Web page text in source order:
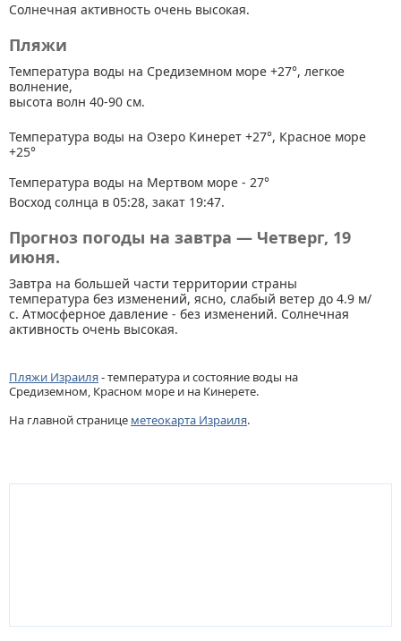
Солнечная активность очень высокая.
Пляжи
Температура воды на Средиземном море +27°, легкое
волнение,
высота волн 40-90 см.
Температура воды на Озеро Кинерет +27°, Красное море
+25°
Температура воды на Мертвом море - 27°
Восход солнца в 05:28, закат 19:47.
Прогноз погоды на завтра — Четверг, 19
июня.
Завтра на большей части территории страны
температура без изменений, ясно, слабый ветер до 4.9 м/
с. Атмосферное давление - без изменений. Солнечная
активность очень высокая.
Пляжи Израиля- температура и состояние воды на
Средиземном, Красном море и на Кинерете.
На главной странице метеокарта Израиля.